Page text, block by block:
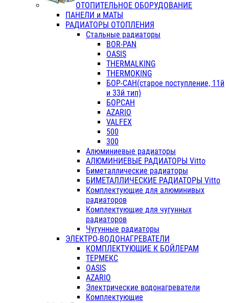
ОТОПИТЕЛЬНОЕ ОБОРУДОВАНИЕ
ПАНЕЛИ и МАТЫ
РАДИАТОРЫ ОТОПЛЕНИЯ
Стальные радиаторы
BOR-PAN
OASIS
THERMALKING
THERMOKING
БОР-САН(старое поступление, 11й
и 33й тип)
БОРСАН
AZARIO
VALFEX
500
300
Алюминиевые радиаторы
АЛЮМИНИЕВЫЕ РАДИАТОРЫ Vitto
Биметаллические радиаторы
БИМЕТАЛЛИЧЕСКИЕ РАДИАТОРЫ Vitto
Комплектующие для алюминивых
радиаторов
Комплектующие для чугунных
радиаторов
Чугунные радиаторы
ЭЛЕКТРО-ВОДОНАГРЕВАТЕЛИ
КОМПЛЕКТУЮЩИЕ К БОЙЛЕРАМ
ТЕРМЕКС
OASIS
AZARIO
Электрические водонагреватели
Комплектующие